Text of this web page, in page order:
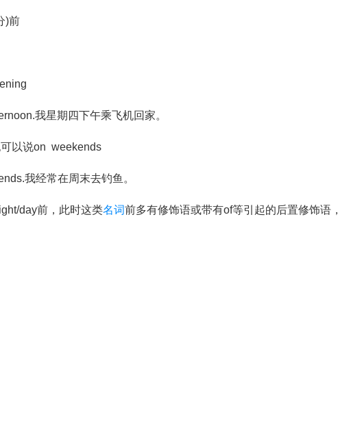
)前
我星期四下午乘飞机回家。
以说on weekends
我经常在周末去钓鱼。
day前，此时这类名词前多有修饰语或带有of等引起的后置修饰语，